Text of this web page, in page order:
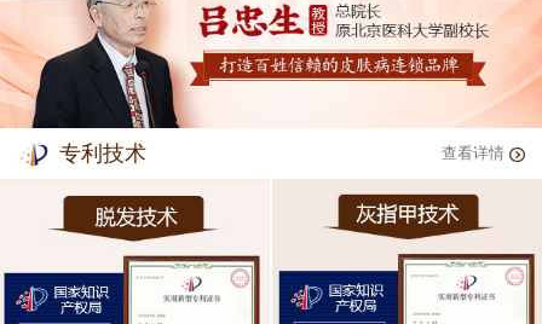
专利技术 查看详情